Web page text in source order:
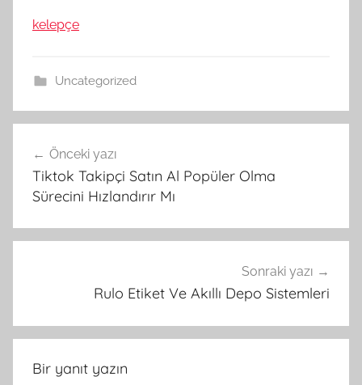
kelepçe
Uncategorized
gezinmesi
Önceki yazı
Tiktok Takipçi Satın Al Popüler Olma
Sürecini Hızlandırır Mı
Sonraki yazı
Rulo Etiket Ve Akıllı Depo Sistemleri
Bir yanıt yazın